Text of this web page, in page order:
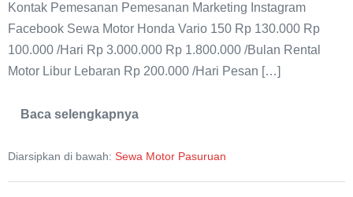
Kontak Pemesanan Pemesanan Marketing Instagram
Facebook Sewa Motor Honda Vario 150 Rp 130.000 Rp
100.000 /Hari Rp 3.000.000 Rp 1.800.000 /Bulan Rental
Motor Libur Lebaran Rp 200.000 /Hari Pesan […]
Baca selengkapnya
Sewa
150
Diarsipkan di bawah: Sewa Motor Pasuruan